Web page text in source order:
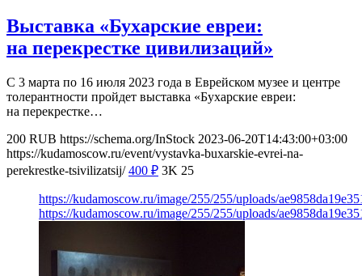
Выставка «Бухарские евреи:
на перекрестке цивилизаций»
С 3 марта по 16 июля 2023 года в Еврейском музее и центре
толерантности пройдет выставка «Бухарские евреи:
на перекрестке…
200 RUB https://schema.org/InStock 2023-06-20T14:43:00+03:00
https://kudamoscow.ru/event/vystavka-buxarskie-evrei-na-
perekrestke-tsivilizatsij/ 400 ₽ 3K 25
https://kudamoscow.ru/image/255/255/uploads/
https://kudamoscow.ru/image/255/255/uploads/